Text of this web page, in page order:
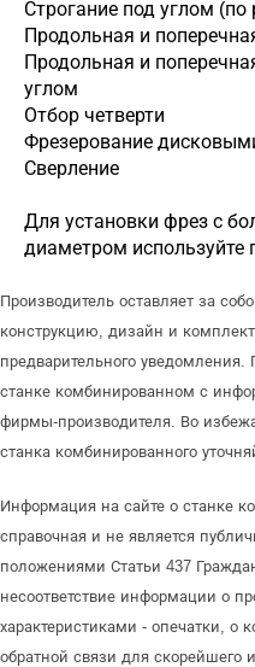
Строгание под углом (по
Продольная и
Продольная и
углом
Отбор четверти
Фрезерование
Сверление
Для установки фрез с
диаметром используйте
Производитель оставляет за
конструкцию, дизайн и
предварительного
станке комбинированном с
фирмы-производителя. Во
станка комбинированного
Информация на сайте о станке
справочная и не является
положениями Статьи 437
несоответствие информации о
характеристиками - опечатки,
обратной связи для скорейшего